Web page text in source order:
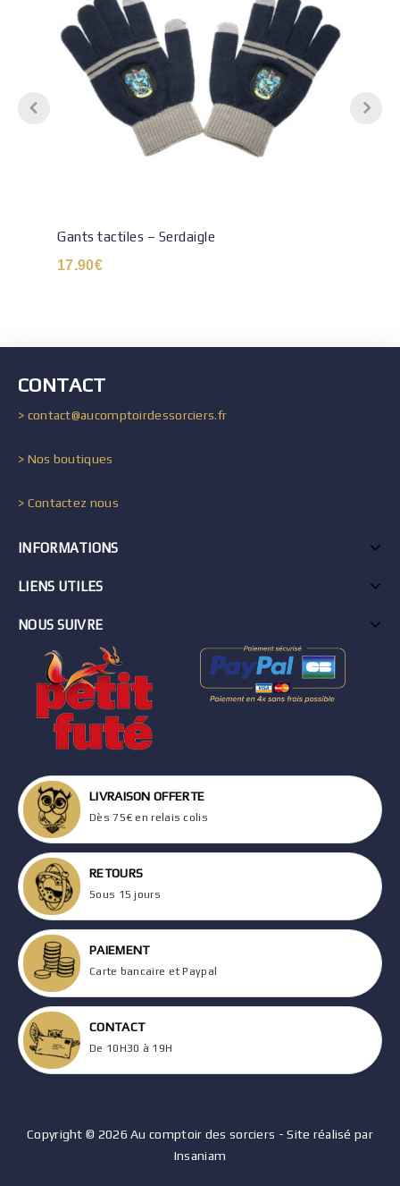
Gants tactiles – Serdaigle
17.90€
CONTACT
> contact@aucomptoirdessorciers.fr
> Nos boutiques
> Contactez nous
INFORMATIONS
LIENS UTILES
NOUS SUIVRE
LIVRAISON OFFERTE
Dès 75€ en relais colis
RETOURS
Sous 15 jours
PAIEMENT
Carte bancaire et Paypal
CONTACT
De 10H30 à 19H
Copyright © 2026 Au comptoir des sorciers - Site réalisé par
Insaniam